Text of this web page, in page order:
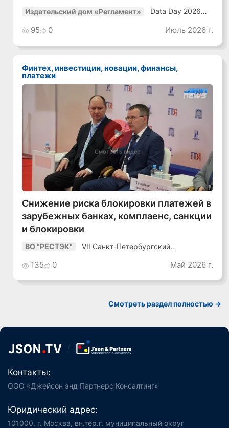
Издательский дом «Регламент»
Data Day 2026
Как сохранять
уверенный курс
среде»
95 0 Июль 2026 г.
Финтех, инвестиции, новации, финансы,
платежи
Смотреть видео
Снижение риска блокировки платежей в
зарубежных банках, комплаенс, санкции
и блокировки
ВО "РЕСТЭК"
VII Санкт-Петербургский
135 0 Май 2026 г.
Смотреть раздел полностью ->
Контакты:
ООО «Джейсон энд Партнерс Консалтинг»
Юридический адрес:
101000, г. Москва, вн.тер.г. муниципальный округ